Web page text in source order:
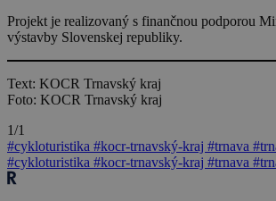
Projekt je realizovaný s finančnou podporou
výstavby Slovenskej republiky.
Text: KOCR Trnavský kraj
Foto: KOCR Trnavský kraj
1/1
#cykloturistika #kocr-trnavský-kraj #trnava
#cykloturistika #kocr-trnavský-kraj #trnava